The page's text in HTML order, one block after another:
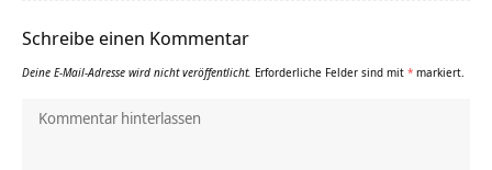
Schreibe einen Kommentar
Deine E-Mail-Adresse wird nicht veröffentlicht. Erforderliche Felder sind mit * markiert.